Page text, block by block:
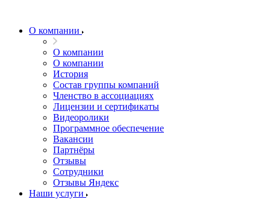
О компании
О компании
О компании
История
Состав группы компаний
Членство в ассоциациях
Лицензии и сертификаты
Видеоролики
Программное обеспечение
Вакансии
Партнёры
Отзывы
Сотрудники
Отзывы Яндекс
Наши услуги